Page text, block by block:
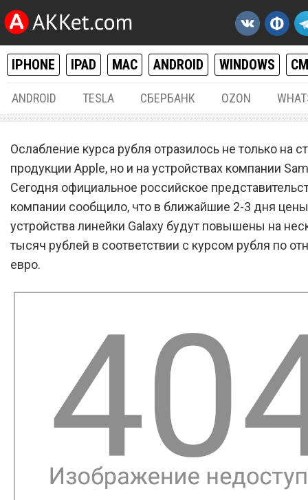
IPHONE IPAD MAC ANDROID WINDOWS
ANDROID TESLA СБЕРБАНК OZON
Samsung собирается
цены на устройства
Galaxy в России
Ослабление курса рубля отразилось не только на
продукции Apple, но и на устройствах компании
Сегодня официальное российское
компании сообщило, что в ближайшие 2-3 дня
устройства линейки Galaxy будут повышены на
тысяч рублей в соответствии с курсом рубля по
евро.